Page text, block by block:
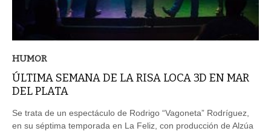
HUMOR
ÚLTIMA SEMANA DE LA RISA LOCA 3D EN MAR
DEL PLATA
Se trata de un espectáculo de Rodrigo “Vagoneta” Rodríguez,
en su séptima temporada en La Feliz, con producción de Alzúa